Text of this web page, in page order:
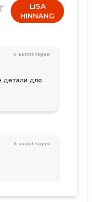
LISA
HINNANG
6 aastat tagasi
детали для
6 aastat tagasi